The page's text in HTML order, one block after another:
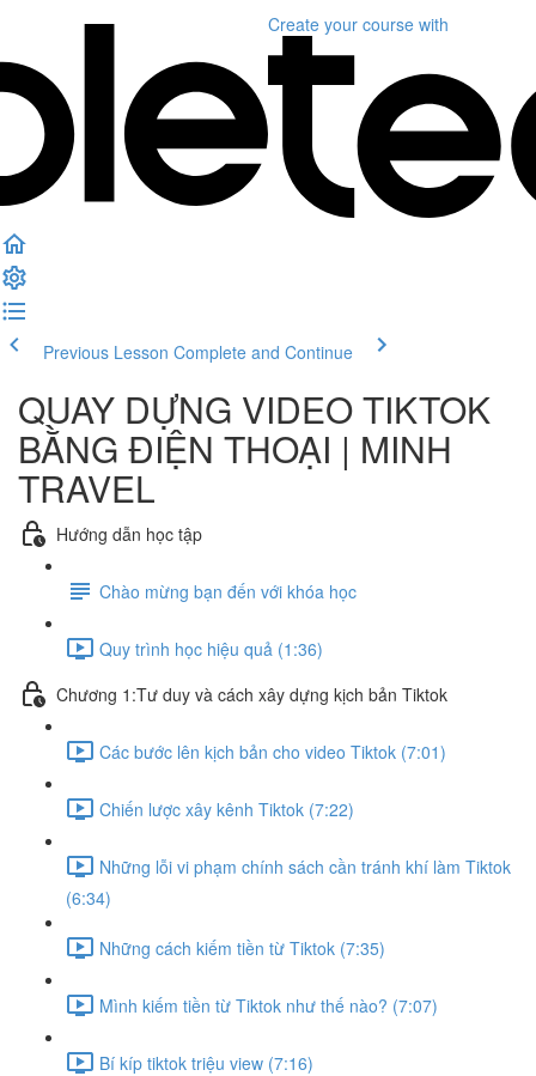
Create your course with
Previous Lesson Complete and Continue
QUAY DỰNG VIDEO TIKTOK
BẰNG ĐIỆN THOẠI | MINH
TRAVEL
Hướng dẫn học tập
Chào mừng bạn đến với khóa học
Quy trình học hiệu quả (1:36)
Chương 1:Tư duy và cách xây dựng kịch bản Tiktok
Các bước lên kịch bản cho video Tiktok (7:01)
Chiến lược xây kênh Tiktok (7:22)
Những lỗi vi phạm chính sách cần tránh khí làm Tiktok
(6:34)
Những cách kiếm tiền từ Tiktok (7:35)
Mình kiếm tiền từ Tiktok như thế nào? (7:07)
Bí kíp tiktok triệu view (7:16)